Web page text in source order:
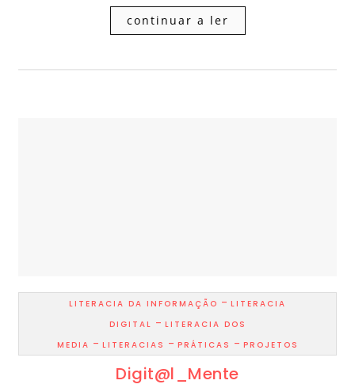
continuar a ler
LITERACIA DA INFORMAÇÃO - LITERACIA
DIGITAL - LITERACIA DOS
MEDIA - LITERACIAS - PRÁTICAS - PROJETOS
Digit@l_Mente